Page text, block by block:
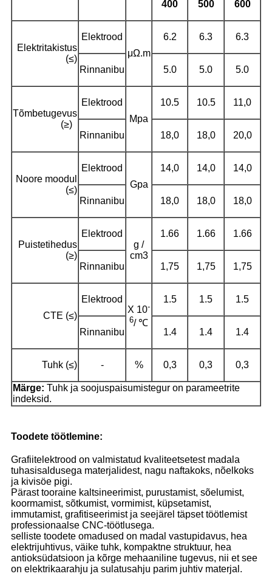
400 500 600
Elektritakistus
(≤)
Elektrood
μΩ.m
6.2 6.3 6.3
Rinnanibu 5.0 5.0 5.0
Tõmbetugevus
(≥)
Elektrood
Mpa
10.5 10.5 11,0
Rinnanibu 18,0 18,0 20,0
Noore moodul
(≤)
Elektrood
Gpa
14,0 14,0 14,0
Rinnanibu 18,0 18,0 18,0
Puistetihedus
(≥)
Elektrood
g /
cm3
1.66 1.66 1.66
Rinnanibu 1,75 1,75 1,75
CTE (≤)
Elektrood
X 10-
6/ ℃
1.5 1.5 1.5
Rinnanibu 1.4 1.4 1.4
Tuhk (≤) - % 0,3 0,3 0,3
Märge: Tuhk ja soojuspaisumistegur on parameetrite
indeksid.
Toodete töötlemine:
Grafiitelektrood on valmistatud kvaliteetsetest madala
tuhasisaldusega materjalidest, nagu naftakoks, nõelkoks
ja kivisöe pigi.
Pärast tooraine kaltsineerimist, purustamist, sõelumist,
koormamist, sõtkumist, vormimist, küpsetamist,
immutamist, grafitiseerimist ja seejärel täpset töötlemist
professionaalse CNC-töötlusega.
selliste toodete omadused on madal vastupidavus, hea
elektrijuhtivus, väike tuhk, kompaktne struktuur, hea
antioksüdatsioon ja kõrge mehaaniline tugevus, nii et see
on elektrikaarahju ja sulatusahju parim juhtiv materjal.